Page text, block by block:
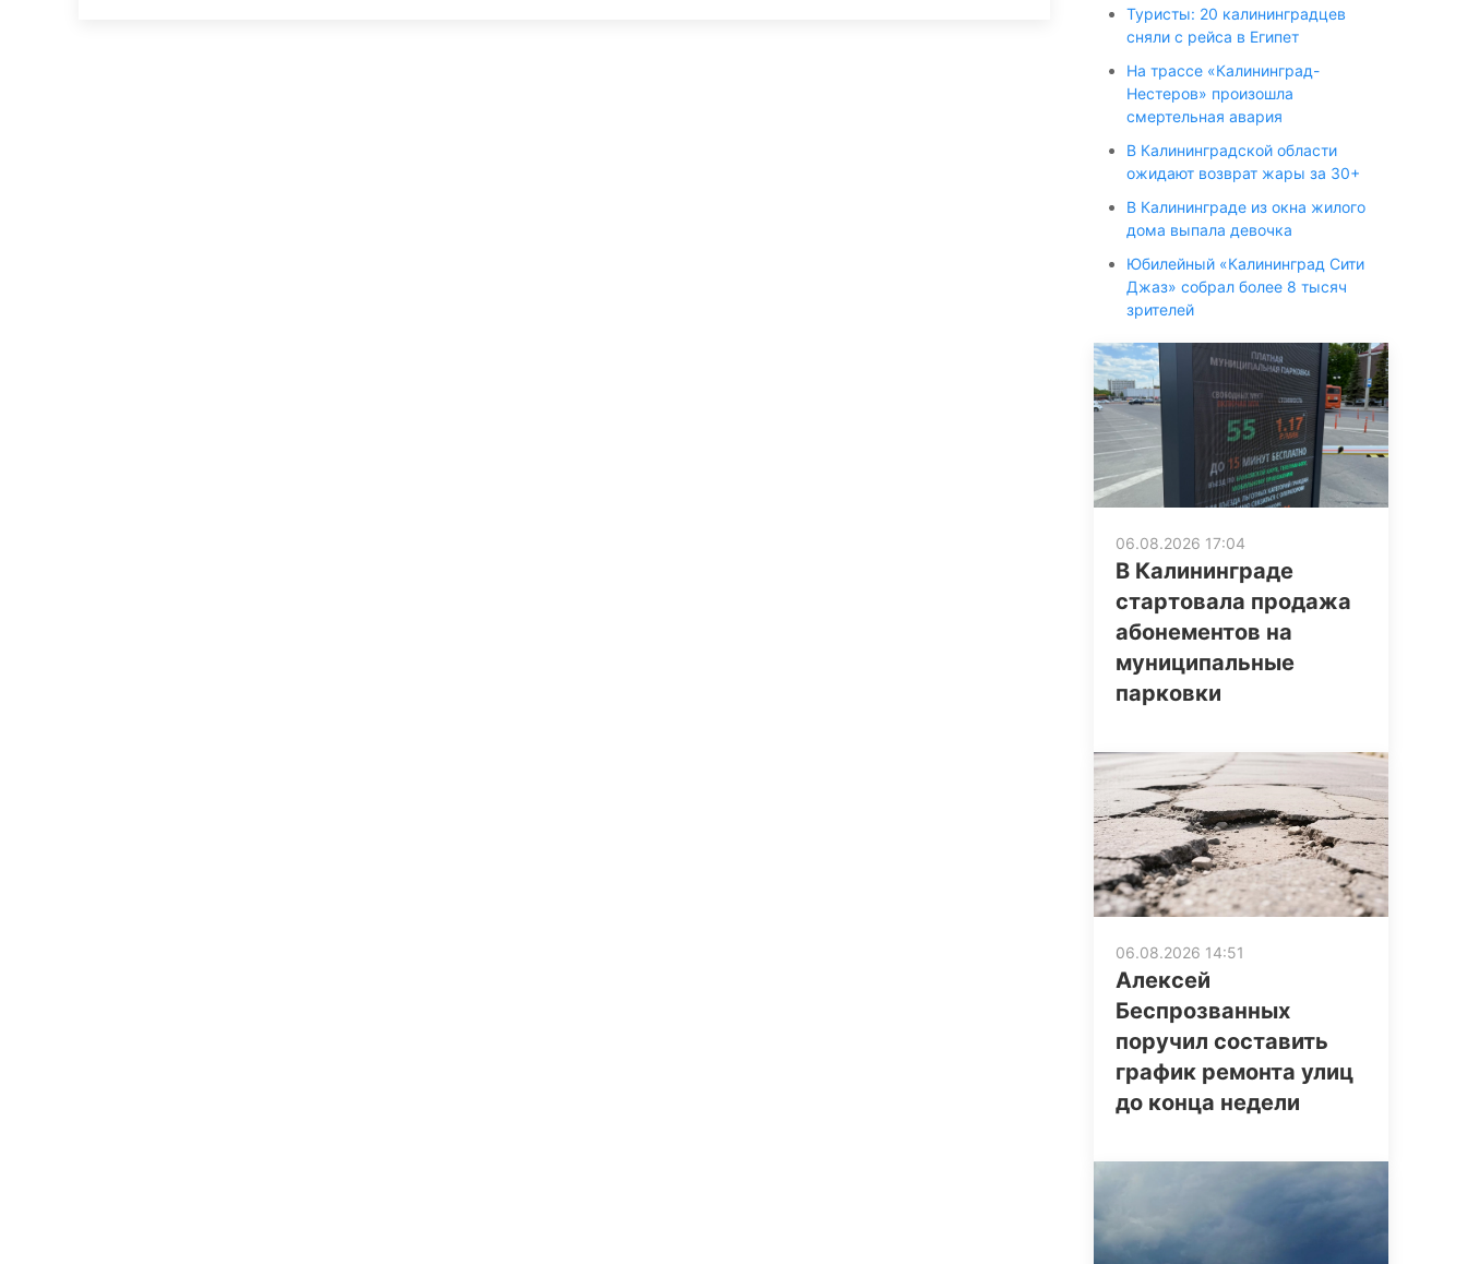
Туристы: 20 калининградцев
сняли с рейса в Египет
На трассе «Калининград-
Нестеров» произошла
смертельная авария
В Калининградской области
ожидают возврат жары за 30+
В Калининграде из окна жилого
дома выпала девочка
Юбилейный «Калининград Сити
Джаз» собрал более 8 тысяч
зрителей
06.08.2026 17:04
В Калининграде
стартовала продажа
абонементов на
муниципальные
парковки
06.08.2026 14:51
Алексей
Беспрозванных
поручил составить
график ремонта улиц
до конца недели